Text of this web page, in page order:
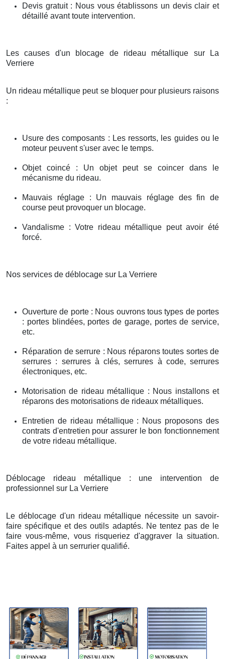
Devis gratuit : Nous vous établissons un devis clair et
détaillé avant toute intervention.
Les causes d'un blocage de rideau métallique sur La
Verriere
Un rideau métallique peut se bloquer pour plusieurs raisons
:
Usure des composants : Les ressorts, les guides ou le
moteur peuvent s'user avec le temps.
Objet coincé : Un objet peut se coincer dans le
mécanisme du rideau.
Mauvais réglage : Un mauvais réglage des fin de
course peut provoquer un blocage.
Vandalisme : Votre rideau métallique peut avoir été
forcé.
Nos services de déblocage sur La Verriere
Ouverture de porte : Nous ouvrons tous types de portes
: portes blindées, portes de garage, portes de service,
etc.
Réparation de serrure : Nous réparons toutes sortes de
serrures : serrures à clés, serrures à code, serrures
électroniques, etc.
Motorisation de rideau métallique : Nous installons et
réparons des motorisations de rideaux métalliques.
Entretien de rideau métallique : Nous proposons des
contrats d'entretien pour assurer le bon fonctionnement
de votre rideau métallique.
Déblocage rideau métallique : une intervention de
professionnel sur La Verriere
Le déblocage d'un rideau métallique nécessite un savoir-
faire spécifique et des outils adaptés. Ne tentez pas de le
faire vous-même, vous risqueriez d'aggraver la situation.
Faites appel à un serrurier qualifié.